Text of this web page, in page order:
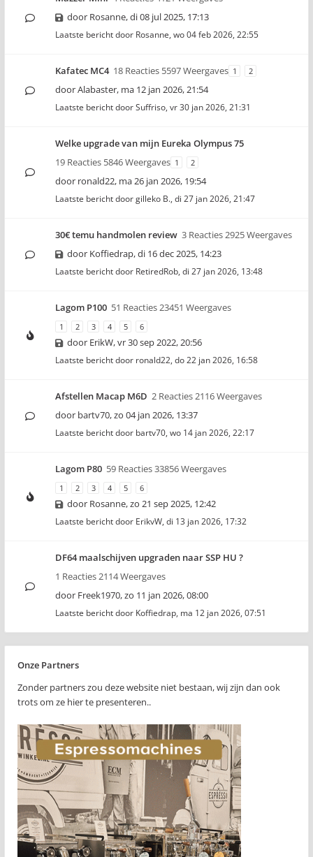
door Rosanne,di 08 jul 2025, 17:13
Laatste bericht door Rosanne, wo 04 feb 2026, 22:55
Kafatec MC4 18 Reacties 5597 Weergaves 1 2
doorAlabaster, ma 12 jan 2026, 21:54
Laatste bericht doorSuffriso, vr 30 jan 2026, 21:31
Welke upgrade van mijn Eureka Olympus 75
19 Reacties 5846 Weergaves 1 2
door ronald22, ma 26 jan 2026, 19:54
Laatste bericht doorgilleko B., di 27 jan 2026, 21:47
30€ temu handmolen review 3 Reacties 2925 Weergaves
door Koffiedrap,di 16 dec 2025, 14:23
Laatste bericht door RetiredRob, di 27 jan 2026, 13:48
Lagom P100 51 Reacties 23451 Weergaves
1 2 3 4 5 6
door ErikW,vr 30 sep 2022, 20:56
Laatste bericht door ronald22, do 22 jan 2026, 16:58
Afstellen Macap M6D 2 Reacties 2116 Weergaves
door bartv70,zo 04 jan 2026, 13:37
Laatste bericht door bartv70, wo 14 jan 2026, 22:17
Lagom P80 59 Reacties 33856 Weergaves
1 2 3 4 5 6
door Rosanne,zo 21 sep 2025, 12:42
Laatste bericht door ErikvW, di 13 jan 2026, 17:32
DF64 maalschijven upgraden naar SSP HU ?
1 Reacties 2114 Weergaves
door Freek1970,zo 11 jan 2026, 08:00
Laatste bericht door Koffiedrap, ma 12 jan 2026, 07:51
Onze Partners
Zonder partners zou deze website niet bestaan, wij zijn dan ook
trots om ze hier te presenteren..